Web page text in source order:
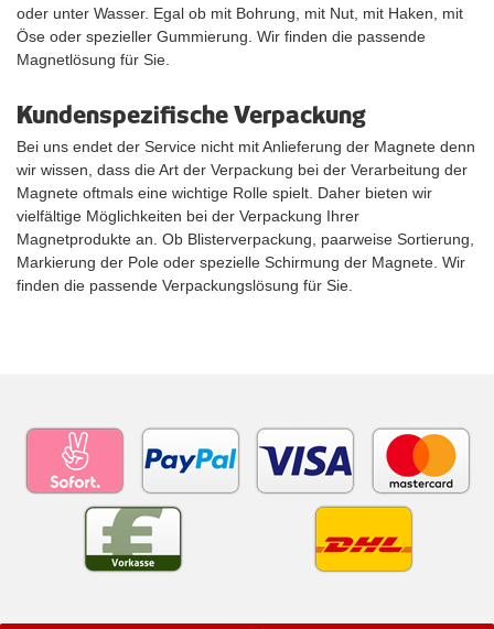
oder unter Wasser. Egal ob mit Bohrung, mit Nut, mit Haken, mit
Öse oder spezieller Gummierung. Wir finden die passende
Magnetlösung für Sie.
Kundenspezifische Verpackung
Bei uns endet der Service nicht mit Anlieferung der Magnete denn
wir wissen, dass die Art der Verpackung bei der Verarbeitung der
Magnete oftmals eine wichtige Rolle spielt. Daher bieten wir
vielfältige Möglichkeiten bei der Verpackung Ihrer
Magnetprodukte an. Ob Blisterverpackung, paarweise Sortierung,
Markierung der Pole oder spezielle Schirmung der Magnete. Wir
finden die passende Verpackungslösung für Sie.